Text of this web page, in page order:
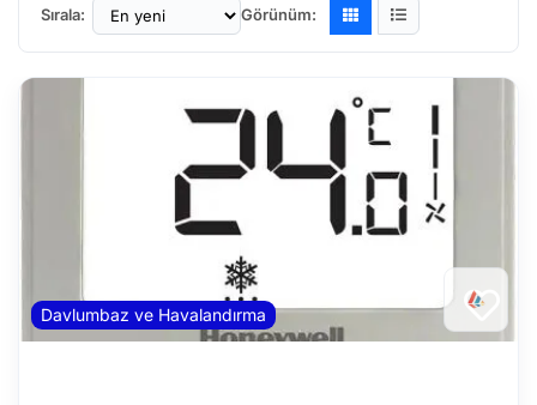
Sırala: Görünüm:
Davlumbaz ve Havalandırma